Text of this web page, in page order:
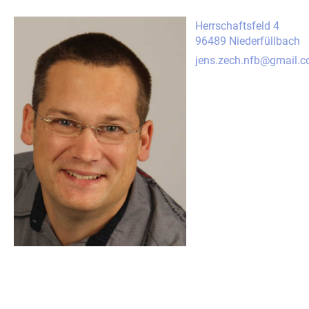
Herrschaftsfeld 4
96489 Niederfüllbach